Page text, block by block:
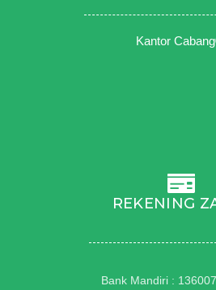
Kantor Cabang
REKENING
Bank Mandiri :